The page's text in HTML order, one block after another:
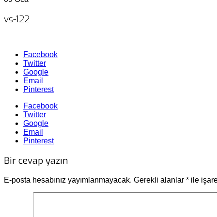
vs-122
Facebook
Twitter
Google
Email
Pinterest
Facebook
Twitter
Google
Email
Pinterest
Bir cevap yazın
E-posta hesabınız yayımlanmayacak. Gerekli alanlar * ile